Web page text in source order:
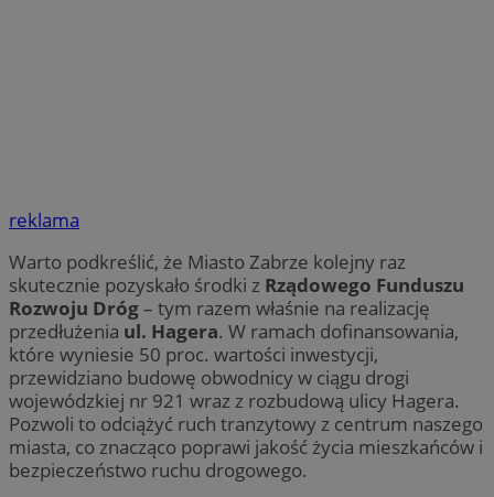
reklama
Warto podkreślić, że Miasto Zabrze kolejny raz
skutecznie pozyskało środki z Rządowego Funduszu
Rozwoju Dróg– tym razem właśnie na realizację
przedłużenia ul. Hagera. W ramach dofinansowania,
które wyniesie 50 proc. wartości inwestycji,
przewidziano budowę obwodnicy w ciągu drogi
wojewódzkiej nr 921 wraz z rozbudową ulicy Hagera.
Pozwoli to odciążyć ruch tranzytowy z centrum naszego
miasta, co znacząco poprawi jakość życia mieszkańców i
bezpieczeństwo ruchu drogowego.